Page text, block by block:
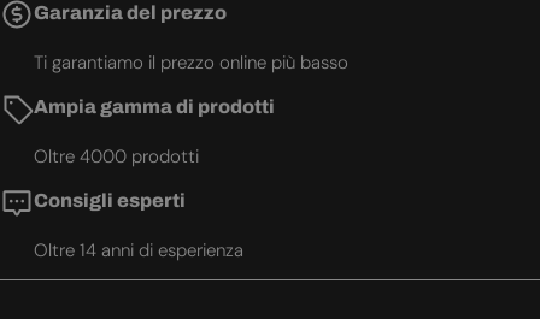
Garanzia del prezzo
Ti garantiamo il prezzo online più basso
Ampia gamma di prodotti
Oltre 4000 prodotti
Consigli esperti
Oltre 14 anni di esperienza